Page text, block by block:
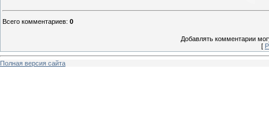
Всего комментариев: 0
Добавлять комментарии
[
Полная версия сайта